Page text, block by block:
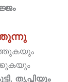
തൃപ്തിയും